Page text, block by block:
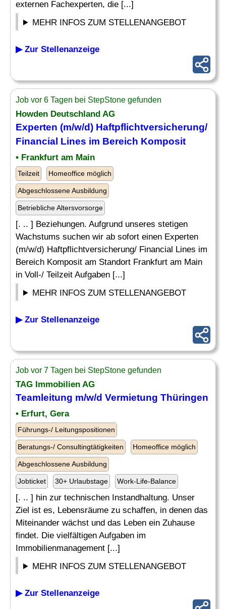
externen Fachexperten, die [...]
MEHR INFOS ZUM STELLENANGEBOT
▶ Zur Stellenanzeige
Job vor 6 Tagen bei StepStone gefunden
Howden Deutschland AG
Experten (m/w/d) Haftpflichtversicherung/
Financial Lines im Bereich Komposit
• Frankfurt am Main
Teilzeit Homeoffice möglich
Abgeschlossene Ausbildung
Betriebliche Altersvorsorge
[. .. ] Beziehungen. Aufgrund unseres stetigen
Wachstums suchen wir ab sofort einen Experten
(m/w/d) Haftpflichtversicherung/ Financial Lines im
Bereich Komposit am Standort Frankfurt am Main
in Voll-/ Teilzeit Aufgaben [...]
MEHR INFOS ZUM STELLENANGEBOT
▶ Zur Stellenanzeige
Job vor 7 Tagen bei StepStone gefunden
TAG Immobilien AG
Teamleitung m/w/d Vermietung Thüringen
• Erfurt, Gera
Führungs-/ Leitungspositionen
Beratungs-/ Consultingtätigkeiten Homeoffice möglich
Abgeschlossene Ausbildung
Jobticket 30+ Urlaubstage Work-Life-Balance
[. .. ] hin zur technischen Instandhaltung. Unser
Ziel ist es, Lebensräume zu schaffen, in denen das
Miteinander wächst und das Leben ein Zuhause
findet. Die vielfältigen Aufgaben im
Immobilienmanagement [...]
MEHR INFOS ZUM STELLENANGEBOT
▶ Zur Stellenanzeige